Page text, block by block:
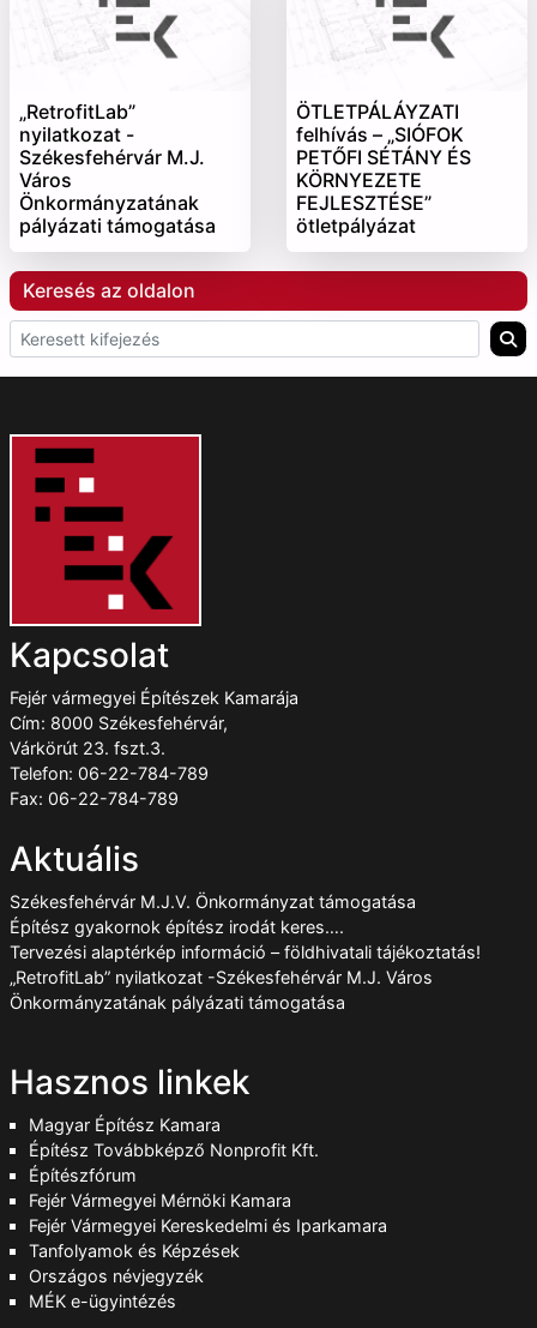
„RetrofitLab”
nyilatkozat -
Székesfehérvár M.J.
Város
Önkormányzatának
pályázati támogatása
ÖTLETPÁLÁYZATI
felhívás – „SIÓFOK
PETŐFI SÉTÁNY ÉS
KÖRNYEZETE
FEJLESZTÉSE”
ötletpályázat
Keresés az oldalon
Kapcsolat
Fejér vármegyei Építészek Kamarája
Cím: 8000 Székesfehérvár,
Várkörút 23. fszt.3.
Telefon: 06-22-784-789
Fax: 06-22-784-789
Aktuális
Székesfehérvár M.J.V. Önkormányzat támogatása
Építész gyakornok építész irodát keres….
Tervezési alaptérkép információ – földhivatali tájékoztatás!
„RetrofitLab” nyilatkozat -Székesfehérvár M.J. Város
Önkormányzatának pályázati támogatása
Hasznos linkek
Magyar Építész Kamara
Építész Továbbképző Nonprofit Kft.
Építészfórum
Fejér Vármegyei Mérnöki Kamara
Fejér Vármegyei Kereskedelmi és Iparkamara
Tanfolyamok és Képzések
Országos névjegyzék
MÉK e-ügyintézés